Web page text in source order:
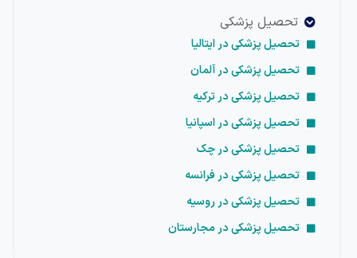
تحصیل پزشکی
تحصیل پزشکی در ایتالیا
تحصیل پزشکی در آلمان
تحصیل پزشکی در ترکیه
تحصیل پزشکی در اسپانیا
تحصیل پزشکی در چک
تحصیل پزشکی در فرانسه
تحصیل پزشکی در روسیه
تحصیل پزشکی در مجارستان